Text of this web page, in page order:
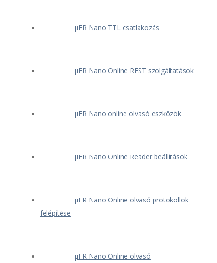
μFR Nano TTL csatlakozás
μFR Nano Online REST szolgáltatások
μFR Nano online olvasó eszközök
μFR Nano Online Reader beállítások
μFR Nano Online olvasó protokollok
felépítése
μFR Nano Online olvasó